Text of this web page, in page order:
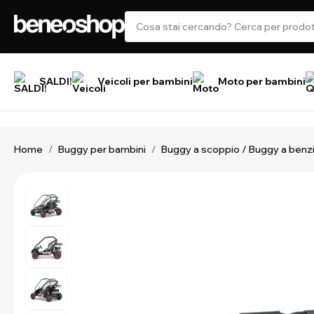
SALDI! Veicoli per bambini Moto per bambini
Home / Buggy per bambini / Buggy a scoppio / Buggy a